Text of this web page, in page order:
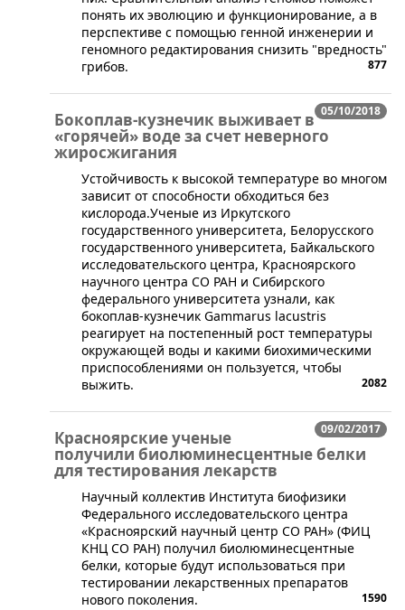
понять их эволюцию и функционирование, а в
перспективе с помощью генной инженерии и
геномного редактирования снизить "вредность"
грибов.
877
05/10/2018
Бокоплав-кузнечик выживает в
«горячей» воде за счет неверного
жиросжигания
Устойчивость к высокой температуре во многом
зависит от способности обходиться без
кислорода.​Ученые из Иркутского
государственного университета, Белорусского
государственного университета, Байкальского
исследовательского центра, Красноярского
научного центра СО РАН и Сибирского
федерального университета узнали, как
бокоплав-кузнечик Gammarus lacustris
реагирует на постепенный рост температуры
окружающей воды и какими биохимическими
приспособлениями он пользуется, чтобы
выжить.
2082
09/02/2017
Красноярские ученые
получили биолюминесцентные белки
для тестирования лекарств
Научный коллектив Института биофизики
Федерального исследовательского центра
«Красноярский научный центр СО РАН» (ФИЦ
КНЦ СО РАН) получил биолюминесцентные
белки, которые будут использоваться при
тестировании лекарственных препаратов
нового поколения.
1590